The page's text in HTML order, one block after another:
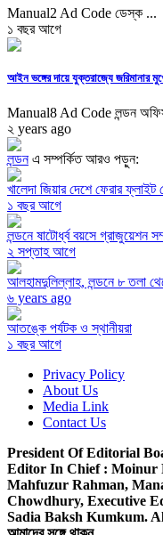
Manual2 Ad Code ডেস্ক ...
১ বছর আগে
আইন ভঙ্গের দায়ে যুক্তরাজ্যে জরিমানার
Manual8 Ad Code লন্ডন
২ years ago
লন্ডনএ সম্পর্কিত আরও পড়ুন:
খালেদা জিয়ার দেশে ফেরার
১ বছর আগে
লন্ডনে ষাটোর্ধ্ব বয়সে গ্রাজুয়েশন
২ সপ্তাহ আগে
আলহামদুলিল্লাহ, লন্ডনে ৮ তলা
৬ years ago
আতঙ্কে পর্যটক ও স্থানীয়রা
১ বছর আগে
Privacy Policy
About Us
Media Link
Contact Us
President Of Editorial
Editor In Chief : Moinur
Mahfuzur Rahman,
Chowdhury, Executive
Sadia Baksh Kumkum.